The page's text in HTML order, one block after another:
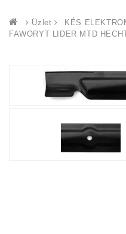
Üzlet
KÉS
FAWORYT LIDER MTD